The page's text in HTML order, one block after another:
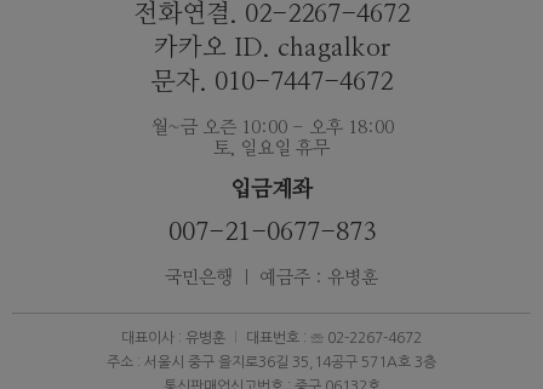
전화연결. 02-2267-4672
카카오 ID. chagalkor
문자. 010-7447-4672
월~금 오즌 10:00 - 오후 18:00
토, 일요일 휴무
입금계좌
007-21-0677-873
국민은행 ｜ 예금주 : 유병훈
대표이사 : 유병훈
대표번호 : ☏ 02-2267-4672
주소 : 서울시 중구 을지로36길 35,14공구 571A호 3층